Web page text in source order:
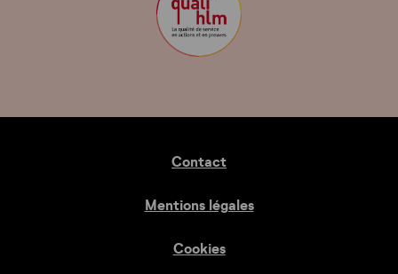
Contact
Mentions légales
Cookies